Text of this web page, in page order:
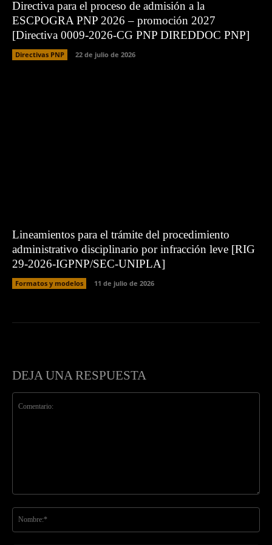
Directiva para el proceso de admisión a la
ESCPOGRA PNP 2026 – promoción 2027
[Directiva 0009-2026-CG PNP DIREDDOC PNP]
Directivas PNP 22 de julio de 2026
Lineamientos para el trámite del procedimiento
administrativo disciplinario por infracción leve [RIG
29-2026-IGPNP/SEC-UNIPLA]
Formatos y modelos 11 de julio de 2026
DEJA UNA RESPUESTA